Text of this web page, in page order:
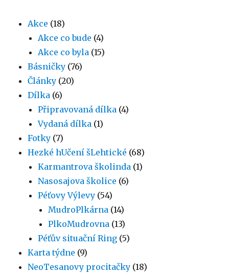
Akce (18)
Akce co bude (4)
Akce co byla (15)
Básničky (76)
Články (20)
Dílka (6)
Připravovaná dílka (4)
Vydaná dílka (1)
Fotky (7)
Hezké hUčení šLehtické (68)
Karmantrova školinda (1)
Nasosajova školice (6)
Péťovy Výlevy (54)
MudroPlkárna (14)
PlkoMudrovna (13)
Péťův situační Ring (5)
Karta týdne (9)
NeoTesanovy procitačky (18)